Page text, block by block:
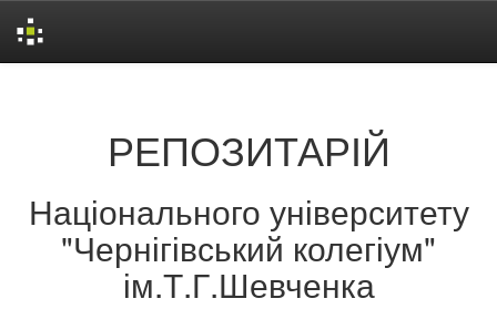
РЕПОЗИТАРІЙ
Національного університету
"Чернігівський колегіум"
ім.Т.Г.Шевченка